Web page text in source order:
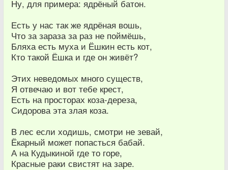
Ну, для примера: ядрёный батон.
Есть у нас так же ядрёная вошь,
Что за зараза за раз не поймёшь,
Бляха есть муха и Ёшкин есть кот,
Кто такой Ёшка и где он живёт?
Этих неведомых много существ,
Я отвечаю и вот тебе крест,
Есть на просторах коза-дереза,
Сидорова эта злая коза.
В лес если ходишь, смотри не зевай,
Ёкарный может попасться бабай.
А на Кудыкиной где то горе,
Красные раки свистят на заре.